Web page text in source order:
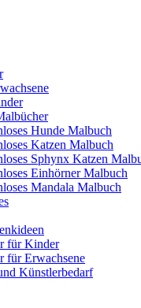
Hunde Malbuch
Katzen Malbuch
Sphynx Katzen
Einhörner Malbuch
Mandala Malbuch
für Kinder
für Erwachsene
Künstlerbedarf